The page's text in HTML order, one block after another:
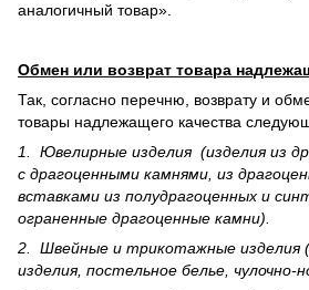
аналогичный товар».
Обмен или возврат товара
Так, согласно перечню, возврату и
товары надлежащего качества
1. Ювелирные изделия (изделия из
с драгоценными камнями, из
вставками из полудрагоценных и
ограненные драгоценные камни).
2. Швейные и трикотажные изделия
изделия, постельное белье, чулочно-